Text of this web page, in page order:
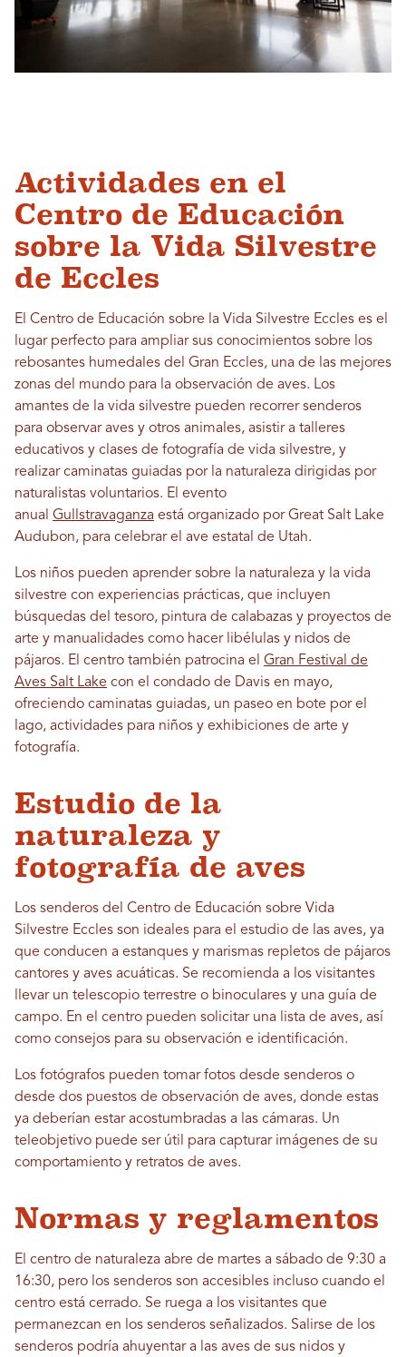
Actividades en el
Centro de Educación
sobre la Vida Silvestre
de Eccles
El Centro de Educación sobre la Vida Silvestre Eccles es el
lugar perfecto para ampliar sus conocimientos sobre los
rebosantes humedales del Gran Eccles, una de las mejores
zonas del mundo para la observación de aves. Los
amantes de la vida silvestre pueden recorrer senderos
para observar aves y otros animales, asistir a talleres
educativos y clases de fotografía de vida silvestre, y
realizar caminatas guiadas por la naturaleza dirigidas por
naturalistas voluntarios. El evento
anual Gullstravaganza está organizado por Great Salt Lake
Audubon, para celebrar el ave estatal de Utah.
Los niños pueden aprender sobre la naturaleza y la vida
silvestre con experiencias prácticas, que incluyen
búsquedas del tesoro, pintura de calabazas y proyectos de
arte y manualidades como hacer libélulas y nidos de
pájaros. El centro también patrocina el Gran Festival de
Aves Salt Lake con el condado de Davis en mayo,
ofreciendo caminatas guiadas, un paseo en bote por el
lago, actividades para niños y exhibiciones de arte y
fotografía.
Estudio de la
naturaleza y
fotografía de aves
Los senderos del Centro de Educación sobre Vida
Silvestre Eccles son ideales para el estudio de las aves, ya
que conducen a estanques y marismas repletos de pájaros
cantores y aves acuáticas. Se recomienda a los visitantes
llevar un telescopio terrestre o binoculares y una guía de
campo. En el centro pueden solicitar una lista de aves, así
como consejos para su observación e identificación.
Los fotógrafos pueden tomar fotos desde senderos o
desde dos puestos de observación de aves, donde estas
ya deberían estar acostumbradas a las cámaras. Un
teleobjetivo puede ser útil para capturar imágenes de su
comportamiento y retratos de aves.
Normas y reglamentos
El centro de naturaleza abre de martes a sábado de 9:30 a
16:30, pero los senderos son accesibles incluso cuando el
centro está cerrado. Se ruega a los visitantes que
permanezcan en los senderos señalizados. Salirse de los
senderos podría ahuyentar a las aves de sus nidos y